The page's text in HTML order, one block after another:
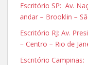
Escritório SP: Av.
andar – Brooklin –
Escritório RJ: Av.
– Centro – Rio de
Escritório Campinas: